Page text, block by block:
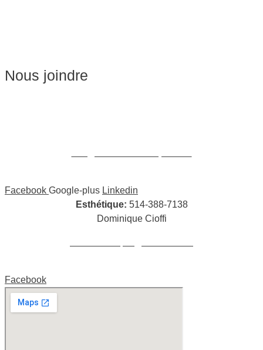
Nous joindre
Facebook Google-plus Linkedin
Esthétique: 514-388-7138
Dominique Cioffi
Facebook